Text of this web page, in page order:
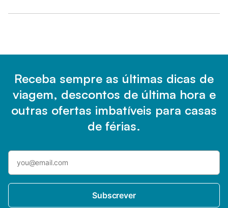
Receba sempre as últimas dicas de
viagem, descontos de última hora e
outras ofertas imbatíveis para casas
de férias.
Subscrever